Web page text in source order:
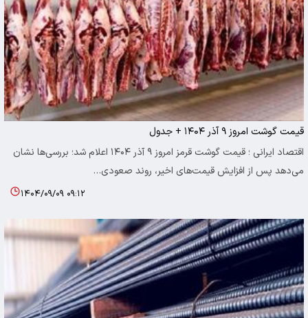
قیمت گوشت امروز ۹ آذر ۱۴۰۴ + جدول
اقتصاد ایرانی ؛ قیمت گوشت قرمز امروز ۹ آذر ۱۴۰۴ اعلام شد؛ بررسی‌ها نشان
می‌دهد پس از افزایش قیمت‌های اخیر، روند صعودی…
۱۴۰۴/۰۹/۰۹ ۰۹:۱۲